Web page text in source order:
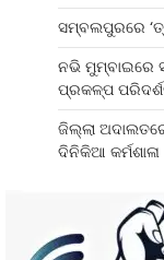
ସମ୍ବଲପୁରରେ
ନଭି ମୁମ୍ବାଇରେ
ପ୍ରକଳ୍ପ
ଜିଲ୍ଲା
ଦିନିକିଆ କର୍ମଶାଳା